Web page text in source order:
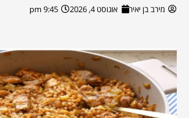
מירב בן יאיר אוגוסט 4, 2026 9:45 pm